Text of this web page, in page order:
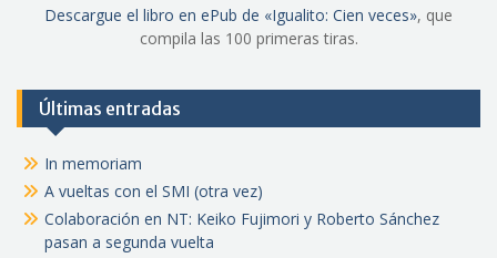
Descargue el libro en ePub de «Igualito: Cien veces», que
compila las 100 primeras tiras.
Últimas entradas
In memoriam
A vueltas con el SMI (otra vez)
Colaboración en NT: Keiko Fujimori y Roberto Sánchez
pasan a segunda vuelta